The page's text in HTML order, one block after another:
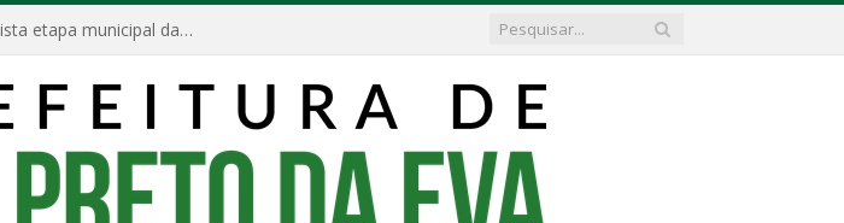
Escola Municipal Divino Espírito Santo conquista etapa municipal da V Feira Amazonense de Matemática